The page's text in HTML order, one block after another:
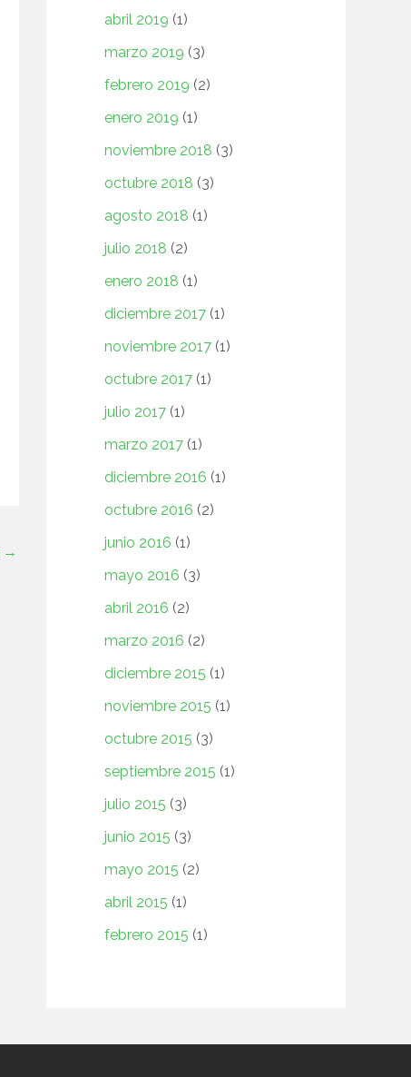
→
abril 2019 (1)
marzo 2019 (3)
febrero 2019 (2)
enero 2019 (1)
noviembre 2018 (3)
octubre 2018 (3)
agosto 2018 (1)
julio 2018 (2)
enero 2018 (1)
diciembre 2017 (1)
noviembre 2017 (1)
octubre 2017 (1)
julio 2017 (1)
marzo 2017 (1)
diciembre 2016 (1)
octubre 2016 (2)
junio 2016 (1)
mayo 2016 (3)
abril 2016 (2)
marzo 2016 (2)
diciembre 2015 (1)
noviembre 2015 (1)
octubre 2015 (3)
septiembre 2015 (1)
julio 2015 (3)
junio 2015 (3)
mayo 2015 (2)
abril 2015 (1)
febrero 2015 (1)